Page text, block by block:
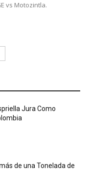
vs Motozintla.
Jura Como
de una Tonelada de